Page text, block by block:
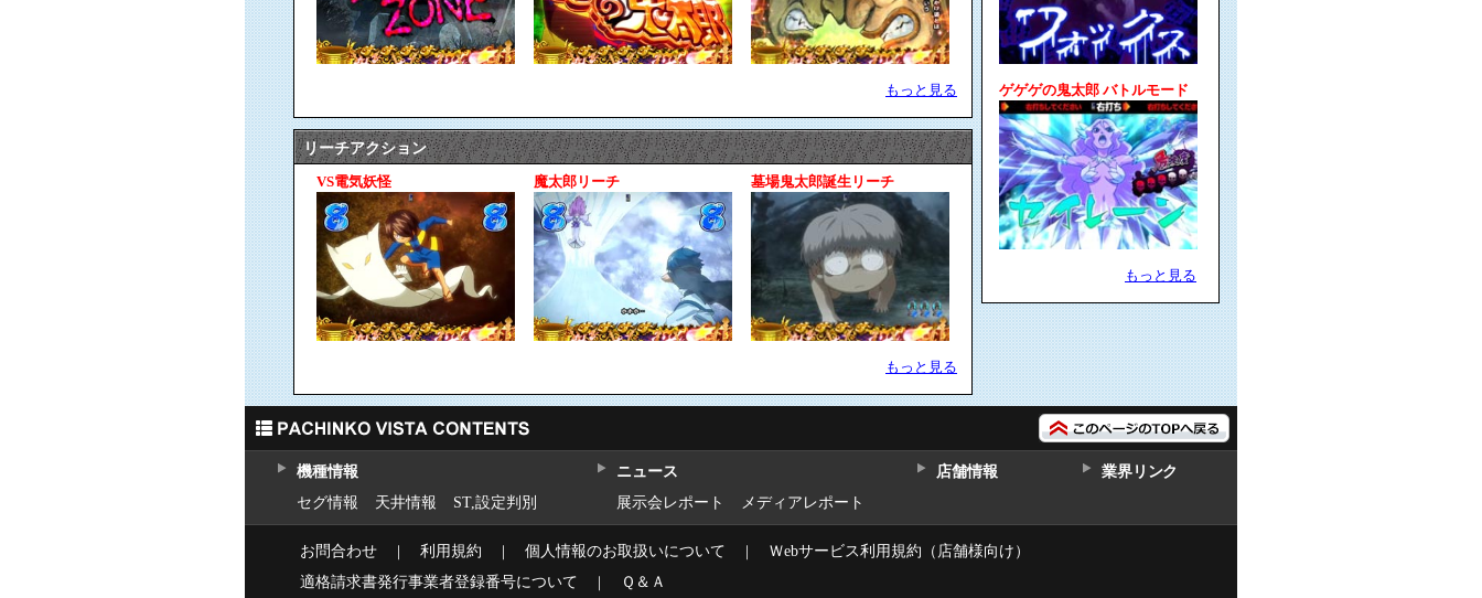
もっと見る ゲゲゲの鬼太郎 バトルモード
もっと見る
リーチアクション
VS電気妖怪
魔太郎リーチ 墓場鬼太郎誕生リーチ
もっと見る
機種情報
セグ情報
天井情報 ST,設定判別
ニュース
展示会レポート
メディアレポート
店舗情報 業界リンク
お問合わせ ｜ 利用規約 ｜ 個人情報のお取扱いについて ｜ Ｗebサービス利用規約（店舗様向け）
適格請求書発行事業者登録番号について ｜ Ｑ＆Ａ